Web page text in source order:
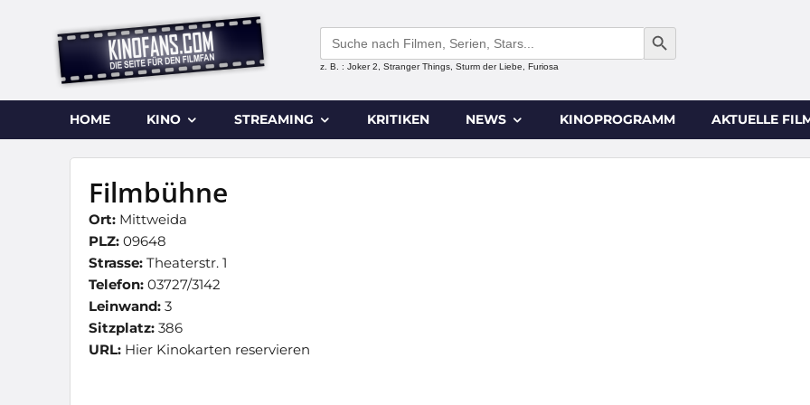
Search
for:
SEARCH BUTTON
z. B. : Joker 2, Stranger Things, Sturm der Liebe, Furiosa
HOME KINO STREAMING KRITIKEN NEWS KINOPROGRAMM AKTUELLE
Filmbühne
Ort: Mittweida
PLZ: 09648
Strasse: Theaterstr. 1
Telefon: 03727/3142
Leinwand: 3
Sitzplatz: 386
URL: Hier Kinokarten reservieren